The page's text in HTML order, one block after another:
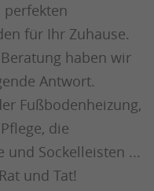
perfekten
für Ihr Zuhause.
haben wir
Antwort.
Fußbodenheizung,
die
und Sockelleisten ...
und Tat!